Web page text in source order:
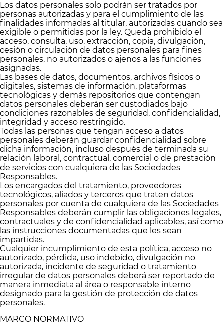
Los datos personales solo podrán ser tratados por
personas autorizadas y para el cumplimiento de las
finalidades informadas al titular, autorizadas cuando sea
exigible o permitidas por la ley. Queda prohibido el
acceso, consulta, uso, extracción, copia, divulgación,
cesión o circulación de datos personales para fines
personales, no autorizados o ajenos a las funciones
asignadas.
Las bases de datos, documentos, archivos físicos o
digitales, sistemas de información, plataformas
tecnológicas y demás repositorios que contengan
datos personales deberán ser custodiados bajo
condiciones razonables de seguridad, confidencialidad,
integridad y acceso restringido.
Todas las personas que tengan acceso a datos
personales deberán guardar confidencialidad sobre
dicha información, incluso después de terminada su
relación laboral, contractual, comercial o de prestación
de servicios con cualquiera de las Sociedades
Responsables.
Los encargados del tratamiento, proveedores
tecnológicos, aliados y terceros que traten datos
personales por cuenta de cualquiera de las Sociedades
Responsables deberán cumplir las obligaciones legales,
contractuales y de confidencialidad aplicables, así como
las instrucciones documentadas que les sean
impartidas.
Cualquier incumplimiento de esta política, acceso no
autorizado, pérdida, uso indebido, divulgación no
autorizada, incidente de seguridad o tratamiento
irregular de datos personales deberá ser reportado de
manera inmediata al área o responsable interno
designado para la gestión de protección de datos
personales.
MARCO NORMATIVO